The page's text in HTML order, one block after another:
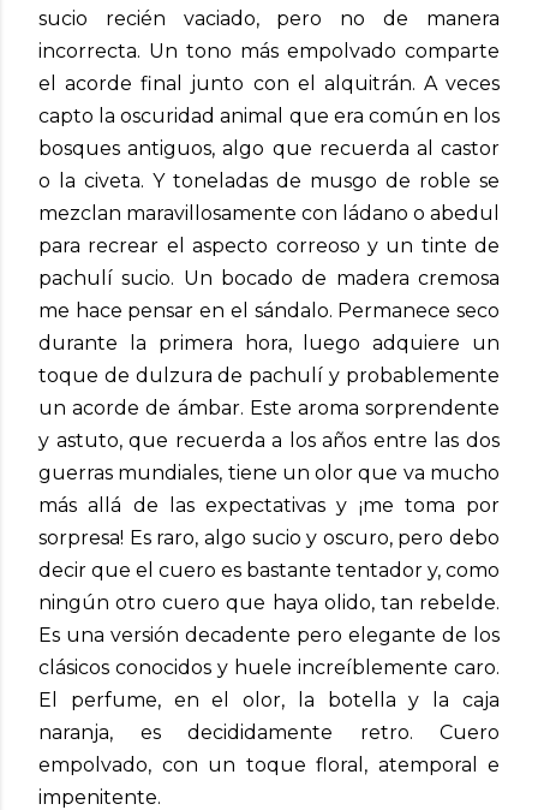
sucio recién vaciado, pero no de manera
incorrecta. Un tono más empolvado comparte
el acorde final junto con el alquitrán. A veces
capto la oscuridad animal que era común en los
bosques antiguos, algo que recuerda al castor
o la civeta. Y toneladas de musgo de roble se
mezclan maravillosamente con ládano o abedul
para recrear el aspecto correoso y un tinte de
pachulí sucio. Un bocado de madera cremosa
me hace pensar en el sándalo. Permanece seco
durante la primera hora, luego adquiere un
toque de dulzura de pachulí y probablemente
un acorde de ámbar. Este aroma sorprendente
y astuto, que recuerda a los años entre las dos
guerras mundiales, tiene un olor que va mucho
más allá de las expectativas y ¡me toma por
sorpresa! Es raro, algo sucio y oscuro, pero debo
decir que el cuero es bastante tentador y, como
ningún otro cuero que haya olido, tan rebelde.
Es una versión decadente pero elegante de los
clásicos conocidos y huele increíblemente caro.
El perfume, en el olor, la botella y la caja
naranja, es decididamente retro. Cuero
empolvado, con un toque floral, atemporal e
impenitente.